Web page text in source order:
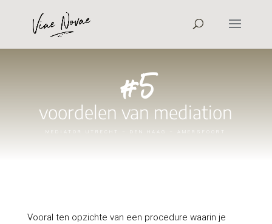
#5
voordelen van mediation
MEDIATOR UTRECHT – DEN HAAG – AMERSFOORT
Vooral ten opzichte van een procedure waarin je